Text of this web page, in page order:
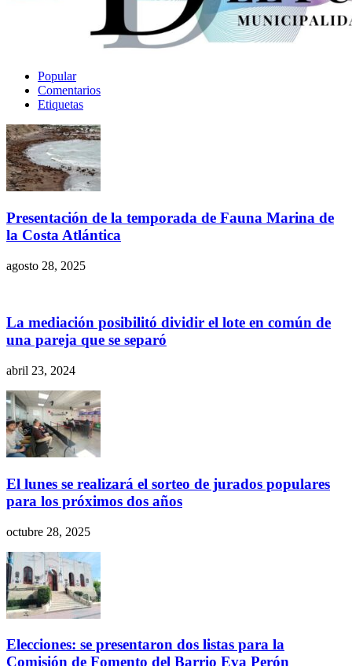
Popular
Comentarios
Etiquetas
Presentación de la temporada de Fauna Marina de
la Costa Atlántica
agosto 28, 2025
La mediación posibilitó dividir el lote en común de
una pareja que se separó
abril 23, 2024
El lunes se realizará el sorteo de jurados populares
para los próximos dos años
octubre 28, 2025
Elecciones: se presentaron dos listas para la
Comisión de Fomento del Barrio Eva Perón